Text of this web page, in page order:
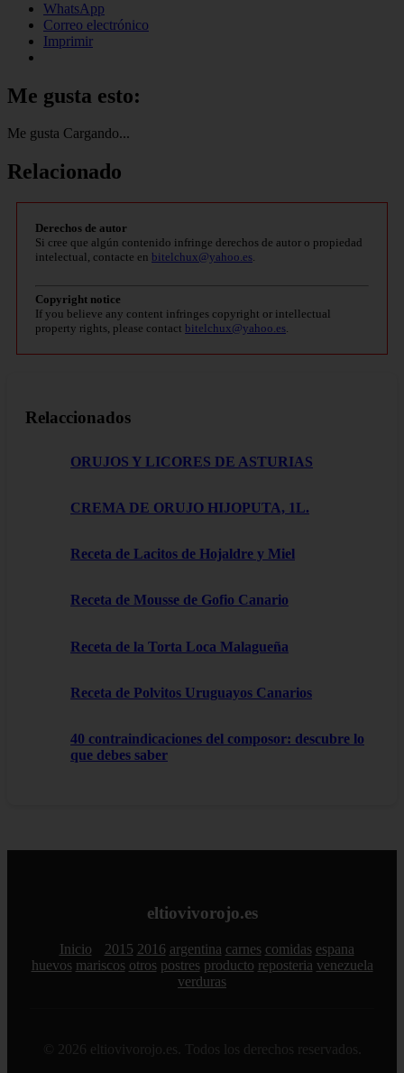
WhatsApp
Correo electrónico
Imprimir
Me gusta esto:
Me gusta Cargando...
Relacionado
Derechos de autor
Si cree que algún contenido infringe derechos de autor o propiedad
intelectual, contacte en bitelchux@yahoo.es.
Copyright notice
If you believe any content infringes copyright or intellectual
property rights, please contact bitelchux@yahoo.es.
Relaccionados
ORUJOS Y LICORES DE ASTURIAS
CREMA DE ORUJO HIJOPUTA, 1L.
Receta de Lacitos de Hojaldre y Miel
Receta de Mousse de Gofio Canario
Receta de la Torta Loca Malagueña
Receta de Polvitos Uruguayos Canarios
40 contraindicaciones del composor: descubre lo
que debes saber
eltiovivorojo.es
Inicio 2015 2016 argentina carnes comidas espana
huevos mariscos otros postres producto reposteria venezuela
verduras
© 2026 eltiovivorojo.es. Todos los derechos reservados.